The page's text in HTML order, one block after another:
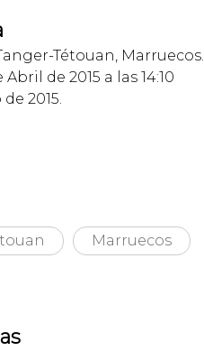
Tétouan, Marruecos.
de 2015 a las 14:10
2015.
Marruecos